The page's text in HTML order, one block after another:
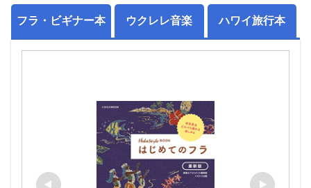
フラ・ビギナー本 ウクレレ音楽 ハワイ旅行本